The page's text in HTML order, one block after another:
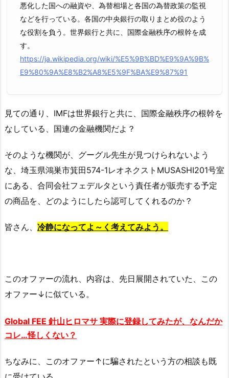
悪化した国への融資や、為替相場と各国の為替政策の監視
などを行っている。各国の中央銀行の取りまとめ役のよう
な役割を負う。世界銀行と共に、国際金融秩序の根幹を成
す。
https://ja.wikipedia.org/wiki/%E5%9B%BD%E9%9A%9B%
E9%80%9A%E8%B2%A8%E5%9F%BA%E9%87%91
見ての通り、IMFは世界銀行と共に、国際金融秩序の根幹を
なしている、国連の金融機関だよ？
そのような機関が、グーグル先生が見つけられないよう
な、 埼玉県鴻巣市箕田574-1レオネクストMUSASHI201号室
にある、 合同会社フェデルタという責任者が販売する予定
の商品を、どのようにしたら認可してくれるのか？
皆さん、 冷静になってよ～く考えてみよう。
このオファーの流れ、内容は、先日展開されていた、この
オファー↓に似ている。
Global FEE 針山 ヒロマサ 実際に登録してみたが、なんだか
コレ…怪しくない？
ちなみに、このオファー↑に騙されたという方の相談も既